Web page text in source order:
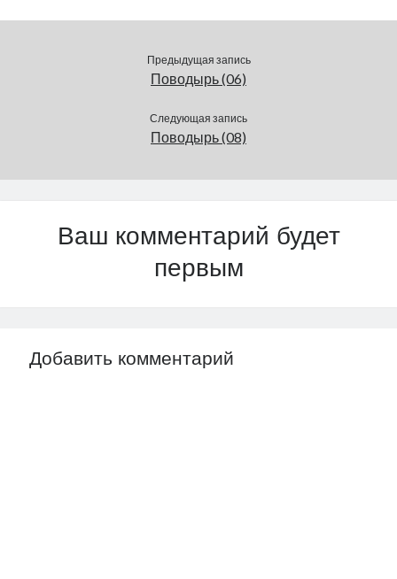
Предыдущая запись
Поводырь (06)
Следующая запись
Поводырь (08)
Ваш комментарий будет
первым
Добавить комментарий